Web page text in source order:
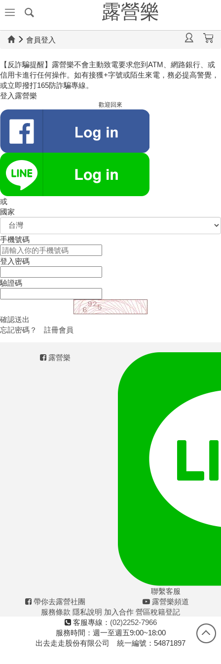
露營樂
會員登入
【反詐騙提醒】露營樂不會主動致電要求您到ATM、網路銀行、或
信用卡進行任何操作。如有接獲+字號或陌生來電，務必提高警覺，
或立即撥打165防詐騙專線。
登入露營樂
歡迎回來
或
國家
手機號碼
登入密碼
驗證碼
確認送出
忘記密碼？
註冊會員
露營樂
聯繫客服
帶你去露營社團
露營樂頻道
服務條款 隱私說明 加入合作 營區稅籍登記
客服專線： (02)2252-7966
服務時間：週一至週五9:00~18:00
出去走走股份有限公司 統一編號：54871897